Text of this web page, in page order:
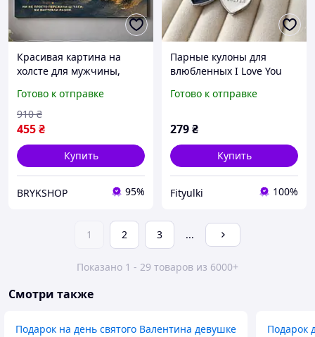
Красивая картина на
холсте для мужчины,
интерьера о любви,
подарок любимому с
тёплыми словами
Готово к отправке
455₴
910 ₴
Купить
BRYKSHOP 95%
Парные кулоны для
влюбленных I Love You
сердце, символ любви,
Готово к отправке
279₴
Купить
Fityulki 100%
1 2 3 ...
Показано 1 - 29 товаров из 6000+
Смотри также
Подарок на день святого Валентина девушке Подарок